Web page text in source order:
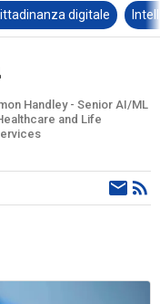
digitale
Handley - Senior AI/ML
and Life